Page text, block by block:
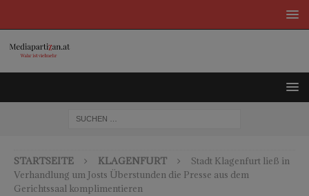
STARTSEITE KLAGENFURT
Stadt Klagenfurt ließ in
Verhandlung um Josts Überstunden die Presse aus dem
Gerichtssaal komplimentieren